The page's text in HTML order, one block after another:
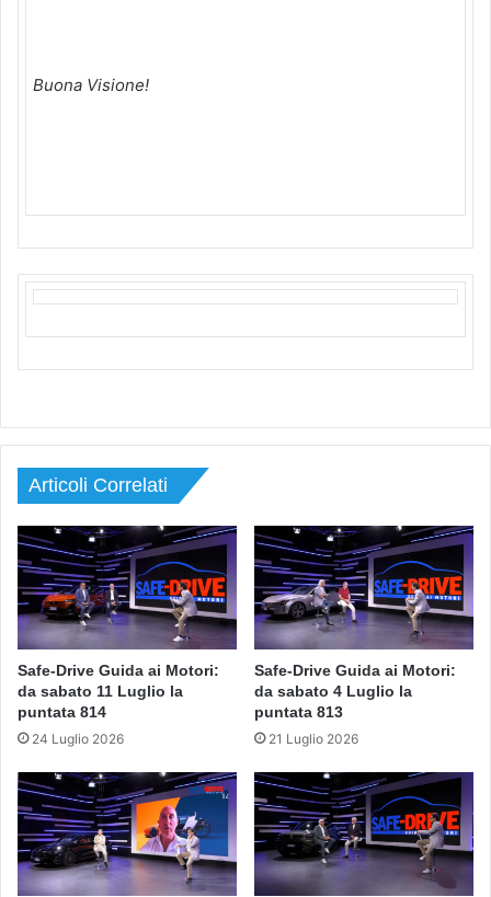
Buona Visione!
Articoli Correlati
Safe-Drive Guida ai Motori:
da sabato 11 Luglio la
puntata 814
24 Luglio 2026
Safe-Drive Guida ai Motori:
da sabato 4 Luglio la
puntata 813
21 Luglio 2026